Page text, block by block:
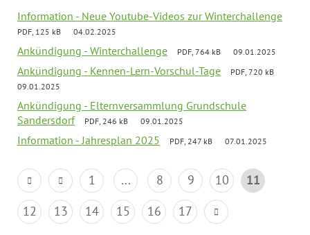
Information - Neue Youtube-Videos zur Winterchallenge
PDF, 125 kB 04.02.2025
Ankündigung - Winterchallenge PDF, 764 kB 09.01.2025
Ankündigung - Kennen-Lern-Vorschul-Tage
PDF, 720 kB
09.01.2025
Ankündigung - Elternversammlung Grundschule
Sandersdorf
PDF, 246 kB 09.01.2025
Information - Jahresplan 2025 PDF, 247 kB 07.01.2025
1 ... 8 9 10
11
12
13 14 15 16 17